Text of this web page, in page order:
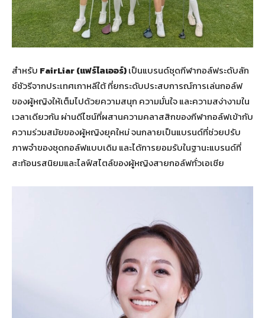
สำหรับ FairLiar (แฟร์ไลเออร์)เป็นแบรนด์ชุดกีฬากอล์ฟระดับลัก
ซ์ชัวรีจากประเทศเกาหลีใต้ ที่ยกระดับประสบการณ์การเล่นกอล์ฟ
ของผู้หญิงให้เต็มไปด้วยความสนุก ความมั่นใจ และความสง่างามใน
เวลาเดียวกัน ผ่านดีไซน์ที่ผสานความคลาสสิกของกีฬากอล์ฟเข้ากับ
ความร่วมสมัยของผู้หญิงยุคใหม่ จนกลายเป็นแบรนด์ที่ช่วยปรับ
ภาพจำของชุดกอล์ฟแบบเดิม และได้การยอมรับในฐานะแบรนด์ที่
สะท้อนรสนิยมและไลฟ์สไตล์ของผู้หญิงสายกอล์ฟทั่วเอเชีย